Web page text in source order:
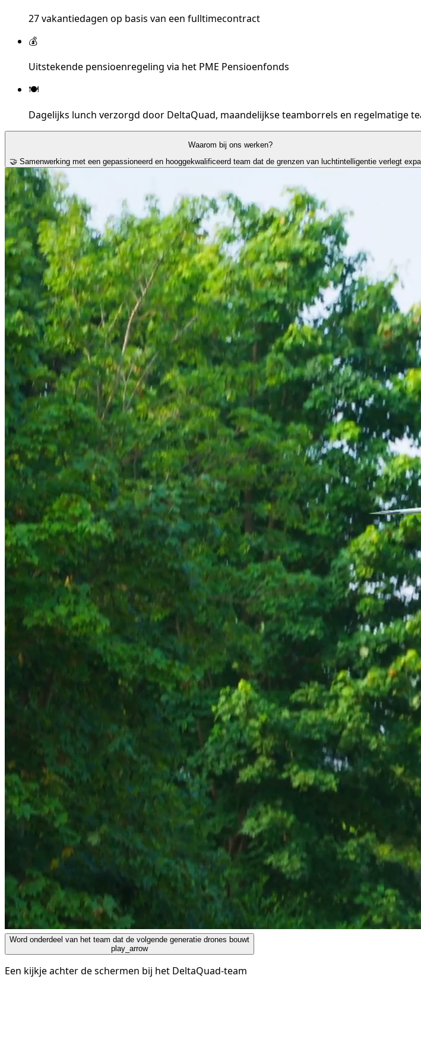
27 vakantiedagen op basis van een fulltimecontract
💰
Uitstekende pensioenregeling via het PME Pensioenfonds
🍽️
Dagelijks lunch verzorgd door DeltaQuad, maandelijkse teamborrels en regelmatige
Waarom bij ons werken?
🤝 Samenwerking met een gepassioneerd en hooggekwalificeerd team dat de grenzen van luchtintelligentie verlegt
Word onderdeel van het team dat de volgende generatie drones bouwt
play_arrow
Een kijkje achter de schermen bij het DeltaQuad-team